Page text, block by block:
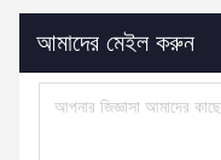
আমাদের মেইল ​​করুন